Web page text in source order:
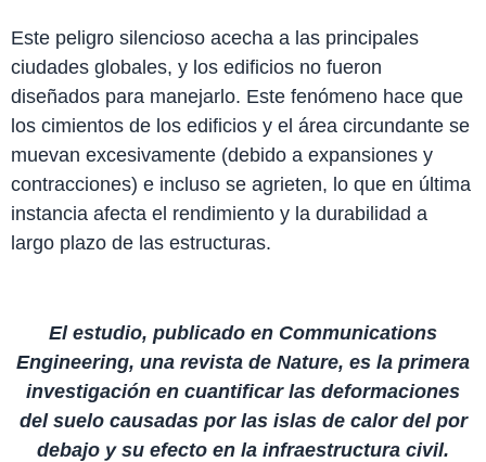
Este peligro silencioso acecha a las principales
ciudades globales, y los edificios no fueron
diseñados para manejarlo. Este fenómeno hace que
los cimientos de los edificios y el área circundante se
muevan excesivamente (debido a expansiones y
contracciones) e incluso se agrieten, lo que en última
instancia afecta el rendimiento y la durabilidad a
largo plazo de las estructuras.
El estudio, publicado en Communications
Engineering, una revista de Nature, es la primera
investigación en cuantificar las deformaciones
del suelo causadas por las islas de calor del por
debajo y su efecto en la infraestructura civil.